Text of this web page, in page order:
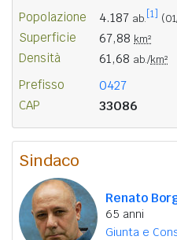
Popolazione 4.187 ab. [1]
Superficie 67,88 km²
Densità 61,68 ab./km²
Prefisso 0427
CAP 33086
Sindaco
Renato
65 anni
Giunta e